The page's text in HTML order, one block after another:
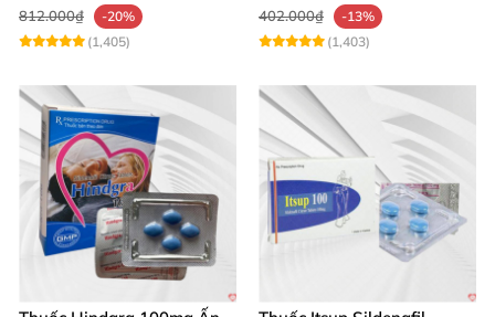
812.000₫
-20%
(1,405)
402.000₫
-13%
(1,403)